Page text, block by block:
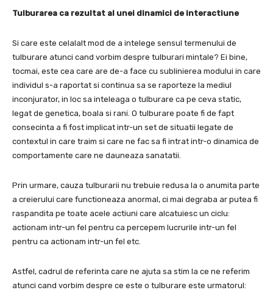
Tulburarea ca rezultat al unei dinamici de interactiune
Si care este celalalt mod de a intelege sensul termenului de
tulburare atunci cand vorbim despre tulburari mintale? Ei bine,
tocmai, este cea care are de-a face cu sublinierea modului in care
individul s-a raportat si continua sa se raporteze la mediul
inconjurator, in loc sa inteleaga o tulburare ca pe ceva static,
legat de genetica, boala si rani. O tulburare poate fi de fapt
consecinta a fi fost implicat intr-un set de situatii legate de
contextul in care traim si care ne fac sa fi intrat intr-o dinamica de
comportamente care ne dauneaza sanatatii.
Prin urmare, cauza tulburarii nu trebuie redusa la o anumita parte
a creierului care functioneaza anormal, ci mai degraba ar putea fi
raspandita pe toate acele actiuni care alcatuiesc un ciclu:
actionam intr-un fel pentru ca percepem lucrurile intr-un fel
pentru ca actionam intr-un fel etc.
Astfel, cadrul de referinta care ne ajuta sa stim la ce ne referim
atunci cand vorbim despre ce este o tulburare este urmatorul: